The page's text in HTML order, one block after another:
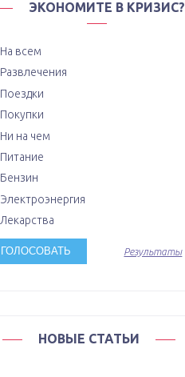
ЭКОНОМИТЕ В КРИЗИС?
На всем
Развлечения
Поездки
Покупки
Ни на чем
Питание
Бензин
Электроэнергия
Лекарства
Результаты
НОВЫЕ СТАТЬИ